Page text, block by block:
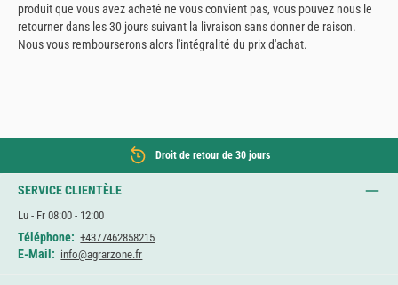
produit que vous avez acheté ne vous convient pas, vous pouvez nous le
retourner dans les 30 jours suivant la livraison sans donner de raison.
Nous vous rembourserons alors l'intégralité du prix d'achat.
Droit de retour de 30 jours
SERVICE CLIENTÈLE
Lu - Fr 08:00 - 12:00
Téléphone: +4377462858215
E-Mail: info@agrarzone.fr